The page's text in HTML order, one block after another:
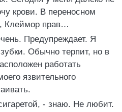
крови. В переносном
Клеймор прав…
Предупреждает. Я
Обычно терпит, но в
работать
язвительного
- знаю. Не любит.